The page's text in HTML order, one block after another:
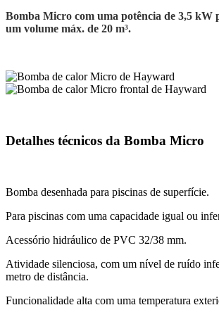
Bomba Micro com uma potência de 3,5 kW
um volume máx. de 20 m³.
Detalhes técnicos da Bomba Micro
Bomba desenhada para piscinas de superfície.
Para piscinas com uma capacidade igual ou
Acessório hidráulico de PVC 32/38 mm.
Atividade silenciosa, com um nível de ruído
metro de distância.
Funcionalidade alta com uma temperatura